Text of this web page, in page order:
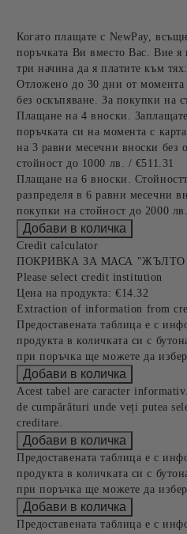
Когато плащате с NewPay,
поръчката Ви вместо Вас. Вие я
три начина да я платите към тях:
Отложено до 30 дни от момента
без оскъпяване. За покупки на
Плащане на 4 вноски.
поръчката си на момента с
на 3 равни месечни вноски без
стойност до 1000 лв. / €511.31
Плащане на 6 вноски.
разпределя в 6 равни месечни
покупки на стойност до 2000
Credit calculator
ПОКРИВКА ЗА МАСА "ЖЪЛТО
Please select credit institution
Цена на продукта: €14.32
Extraction of information from
Предоставената таблица е с
продукта в количката си с
при поръчка ще можете да
Acest tabel are caracter
de cumpărături unde veți putea
creditare.
Предоставената таблица е с
продукта в количката си с
при поръчка ще можете да
Предоставената таблица е с